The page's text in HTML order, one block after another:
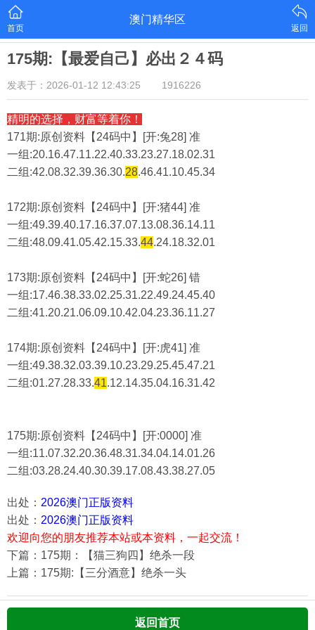
首页
澳门精华区
返回
175期:【最爱自己】必出２４码
发表于：2026-01-12 12:43:25 1916226
精明的选择，财富等着你！
171期:原创资料【24码中】[开:兔28] 准
一组:20.16.47.11.22.40.33.23.27.18.02.31
二组:42.08.32.39.36.30.28.46.41.10.45.34
172期:原创资料【24码中】[开:猪44] 准
一组:49.39.40.17.16.37.07.13.08.36.14.11
二组:48.09.41.05.42.15.33.44.24.18.32.01
173期:原创资料【24码中】[开:蛇26] 错
一组:17.46.38.33.02.25.31.22.49.24.45.40
二组:41.20.21.06.09.10.42.04.23.36.11.27
174期:原创资料【24码中】[开:虎41] 准
一组:49.38.32.03.39.10.23.29.25.45.47.21
二组:01.27.28.33.41.12.14.35.04.16.31.42
175期:原创资料【24码中】[开:0000] 准
一组:11.07.32.20.36.48.31.34.04.14.01.26
二组:03.28.24.40.30.39.17.08.43.38.27.05
出处： 2026澳门正版资料
出处： 2026澳门正版资料
欢迎向您的朋友推荐本站或本资料，一起交流！
下篇：175期：【猫三狗四】绝杀一段
上篇：175期:【三分酒意】绝杀一头
返回首页